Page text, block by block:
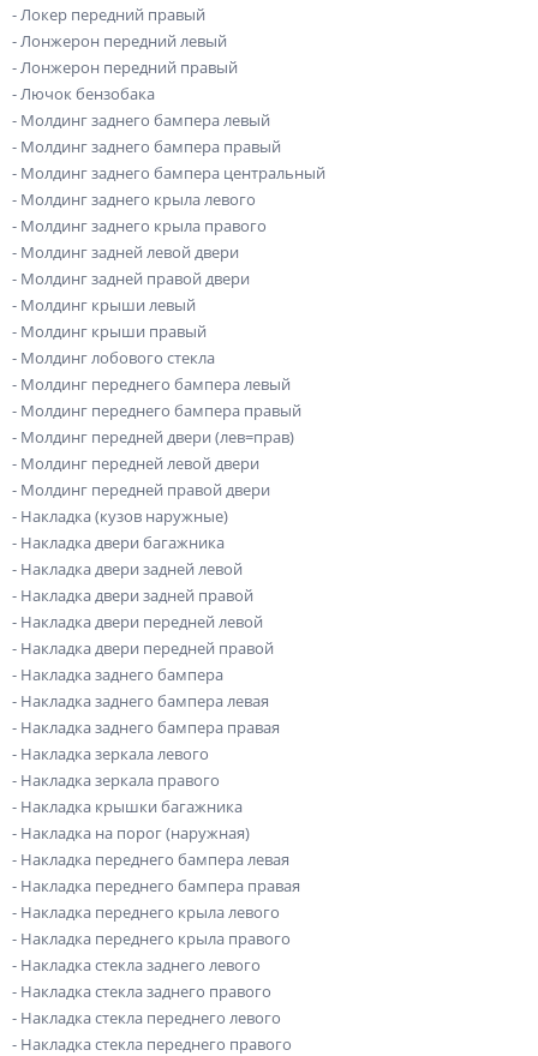
- Локер передний правый
- Лонжерон передний левый
- Лонжерон передний правый
- Лючок бензобака
- Молдинг заднего бампера левый
- Молдинг заднего бампера правый
- Молдинг заднего бампера центральный
- Молдинг заднего крыла левого
- Молдинг заднего крыла правого
- Молдинг задней левой двери
- Молдинг задней правой двери
- Молдинг крыши левый
- Молдинг крыши правый
- Молдинг лобового стекла
- Молдинг переднего бампера левый
- Молдинг переднего бампера правый
- Молдинг передней двери (лев=прав)
- Молдинг передней левой двери
- Молдинг передней правой двери
- Накладка (кузов наружные)
- Накладка двери багажника
- Накладка двери задней левой
- Накладка двери задней правой
- Накладка двери передней левой
- Накладка двери передней правой
- Накладка заднего бампера
- Накладка заднего бампера левая
- Накладка заднего бампера правая
- Накладка зеркала левого
- Накладка зеркала правого
- Накладка крышки багажника
- Накладка на порог (наружная)
- Накладка переднего бампера левая
- Накладка переднего бампера правая
- Накладка переднего крыла левого
- Накладка переднего крыла правого
- Накладка стекла заднего левого
- Накладка стекла заднего правого
- Накладка стекла переднего левого
- Накладка стекла переднего правого